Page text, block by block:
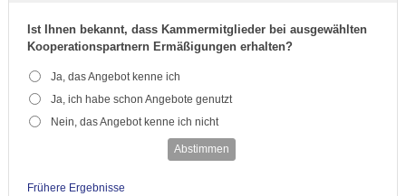
Ist Ihnen bekannt, dass Kammermitglieder bei ausgewählten
Kooperationspartnern Ermäßigungen erhalten?
Ja, das Angebot kenne ich
Ja, ich habe schon Angebote genutzt
Nein, das Angebot kenne ich nicht
Abstimmen
Frühere Ergebnisse